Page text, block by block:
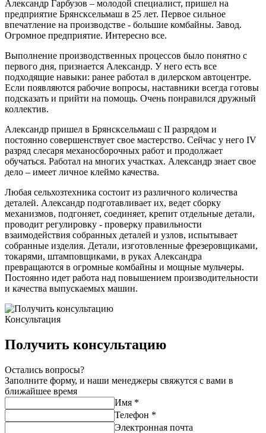
Александр Гарбузов – молодой специалист, пришел на
предприятие Брянсксельмаш в 25 лет. Первое сильное
впечатление на производстве - большие комбайны. Завод.
Огромное предприятие. Интересно все.
Выполнение производственных процессов было понятно с
первого дня, признается Александр. У него есть все
подходящие навыки: ранее работал в дилерском автоцентре.
Если появляются рабочие вопросы, наставники всегда готовы
подсказать и прийти на помощь. Очень понравился дружный
коллектив.
Александр пришел в Брянсксельмаш с II разрядом и
постоянно совершенствует свое мастерство. Сейчас у него IV
разряд слесаря механосборочных работ и продолжает
обучаться. Работал на многих участках. Александр знает свое
дело – имеет личное клеймо качества.
Любая сельхозтехника состоит из различного количества
деталей. Александр подготавливает их, ведет сборку
механизмов, подгоняет, соединяет, крепит отдельные детали,
проводит регулировку - проверку правильности
взаимодействия собранных деталей и узлов, испытывает
собранные изделия. Детали, изготовленные фрезеровщиками,
токарями, штамповщиками, в руках Александра
превращаются в огромные комбайны и мощные мульчеры.
Постоянно идет работа над повышением производительности
и качества выпускаемых машин.
Консультация
Получить консультацию
Остались вопросы?
Заполните форму, и наши менеджеры свяжутся с вами в
ближайшее время
Имя *
Телефон *
Электронная почта